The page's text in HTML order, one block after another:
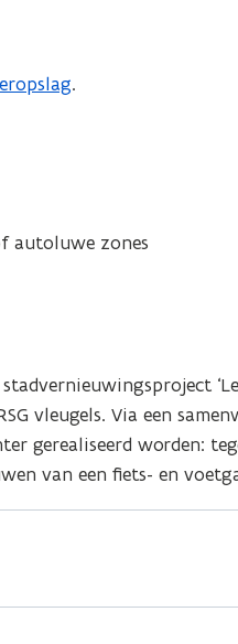
.
autoluwe zones
vleugels. Via een
gerealiseerd worden:
van een fiets- en